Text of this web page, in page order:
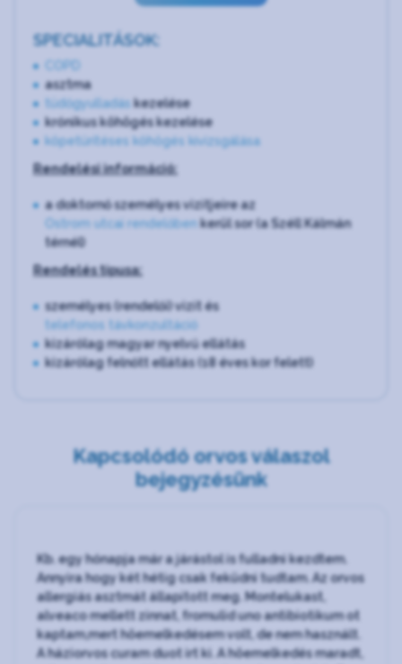
SPECIALITÁSOK:
COPD
asztma
tüdőgyulladás kezelése
krónikus köhögés kezelése
köpetürítéses köhögés kivizsgálása
Rendelési információ:
a doktornő személyes vizitjeire az
Ostrom utcai rendelőben kerül sor (a Széll Kálmán
térnél)
Rendelés típusa:
személyes (rendelői) vizit és
telefonos távkonzultáció
kizárólag magyar nyelvű ellátás
kizárólag felnőtt ellátás (18 éves kor felett)
Kapcsolódó orvos válaszol
bejegyzésünk
Kb. egy hónapja már a járástol is fulladni kezdtem.
Annyira hogy két hétig csak feküdni tudtam. Az orvos
allergiás asztmát állapított meg. Montelukast,
alveaco mellett zinnat, fromulid uno antibiotikum ot
kaptam,mert höemelkedésem volt, de nem használt.
A háziorvos curam duot irt ki. A höemelkedés maradt,